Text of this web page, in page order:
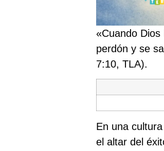
«Cuando
perdón y se
7:10, TLA).
En una
el altar del